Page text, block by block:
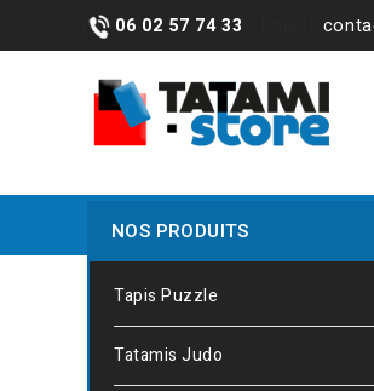
06 02 57 74 33
NOS PRODUITS
Tapis Puzzle
Tatamis Judo